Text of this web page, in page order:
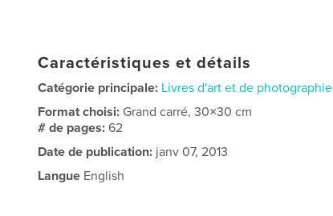
Caractéristiques et détails
Catégorie principale: Livres d'art et de photographie
Format choisi: Grand carré, 30×30 cm
# de pages:62
Date de publication: janv 07, 2013
Langue English